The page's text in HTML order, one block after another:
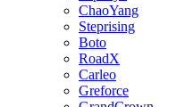
ChaoYang
Steprising
Boto
RoadX
Carleo
Greforce